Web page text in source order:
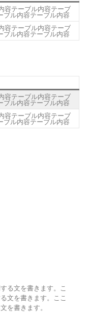
容テーブル内容テーブ
ブル内容テーブル内容
容テーブル内容テーブ
ブル内容テーブル内容
容テーブル内容テーブ
ブル内容テーブル内容
容テーブル内容テーブ
ブル内容テーブル内容
る文を書きます。こ
文を書きます。ここ
を書きます。